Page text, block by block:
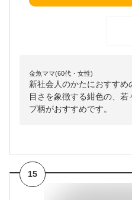
金魚ママ(60代・女性)
新社会人のかたにおすす
目さを象徴する紺色の、
プ柄がおすすめです。
15